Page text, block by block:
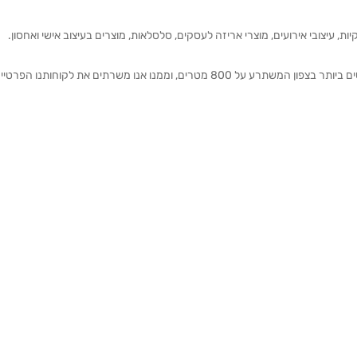
עיצובי אירועים, מוצרי אריזה לעסקים, סלסלאות, מוצרים בעיצוב אישי ואחסון.
אנחנו מזמינים אותכם להתרשם מאולם התצוגה הגדול והמרשים ביותר בצפון המשתרע על 800 מטרים, וממנו אנו משרתים